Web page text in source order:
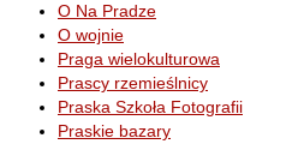
O Na Pradze
O wojnie
Praga wielokulturowa
Prascy rzemieślnicy
Praska Szkoła Fotografii
Praskie bazary